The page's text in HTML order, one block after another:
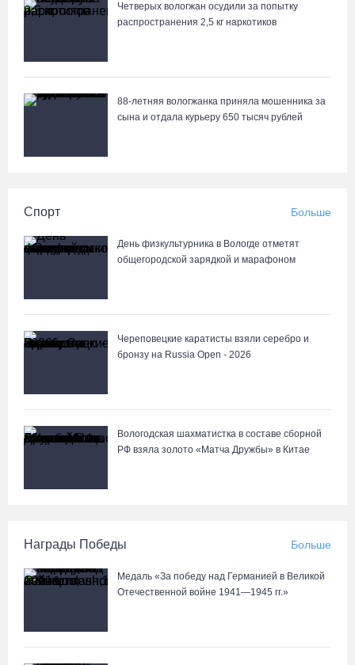
Вологжане сняли на видео медведей на Чукотке
Четверых вологжан осудили за попытку
распространения 2,5 кг наркотиков
88-летняя вологжанка приняла мошенника за
сына и отдала курьеру 650 тысяч рублей
Спорт Больше
День физкультурника в Вологде отметят
общегородской зарядкой и марафоном
Череповецкие каратисты взяли серебро и
бронзу на Russia Open - 2026
Вологодская шахматистка в составе сборной
РФ взяла золото «Матча Дружбы» в Китае
Награды Победы Больше
Медаль «За победу над Германией в Великой
Отечественной войне 1941—1945 гг.»